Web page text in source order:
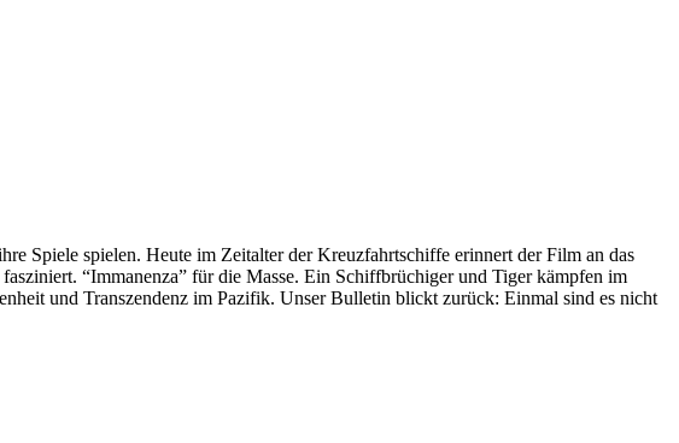
Spiele spielen. Heute im Zeitalter der Kreuzfahrtschiffe erinnert der Film an das
“Immanenza” für die Masse. Ein Schiffbrüchiger und Tiger kämpfen im
und Transzendenz im Pazifik. Unser Bulletin blickt zurück: Einmal sind es nicht